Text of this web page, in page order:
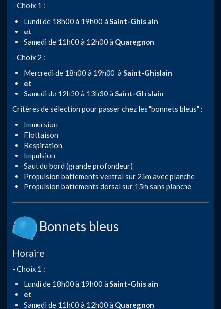
- Choix 1 :
Lundi de 18h00 à 19h00 à Saint-Ghislain
et
Samedi de 11h00 à 12h00 à Quaregnon
- Choix 2 :
Mercredi de 18h00 à 19h00 à Saint-Ghislain
et
Samedi de 12h30 à 13h30 à Saint-Ghislain
Critères de sélection pour passer chez les "bonnets bleus" :
Immersion
Flottaison
Respiration
Impulsion
Saut du bord (grande profondeur)
Propulsion battements ventral sur 25m avec planche
Propulsion battements dorsal sur 15m sans planche
Bonnets bleus
Horaire
- Choix 1 :
Lundi de 18h00 à 19h00 à Saint-Ghislain
et
Samedi de 11h00 à 12h00 à Quaregnon